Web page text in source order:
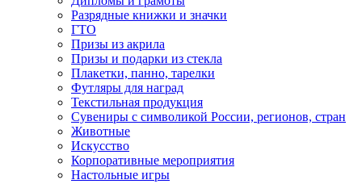
Разрядные книжки и значки
ГТО
Призы из акрила
Призы и подарки из стекла
Плакетки, панно, тарелки
Футляры для наград
Текстильная продукция
Сувениры с символикой России, регионов, стран
Животные
Искусство
Корпоративные мероприятия
Настольные игры